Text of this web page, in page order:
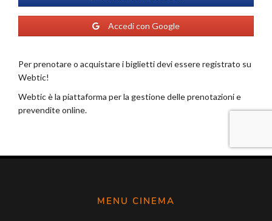
MENU CINEMA